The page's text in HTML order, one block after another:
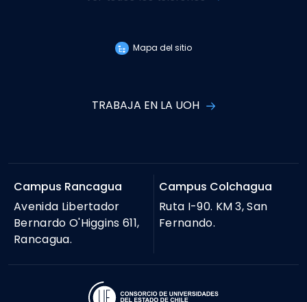
Mapa del sitio
TRABAJA EN LA UOH
Campus Rancagua
Avenida Libertador
Bernardo O'Higgins 611,
Rancagua.
Campus Colchagua
Ruta I-90. KM 3, San
Fernando.